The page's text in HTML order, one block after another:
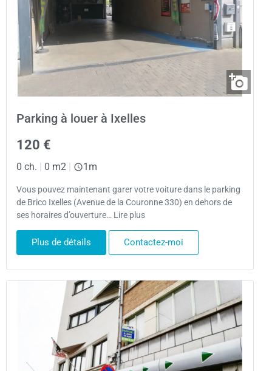
Parking à louer à Ixelles
120 €
0 ch. 0 m2 1m
Vous pouvez maintenant garer votre voiture dans le parking
de Brico Ixelles (Avenue de la Couronne 330) en dehors de
ses horaires d’ouverture… Lire plus
Plus de détails Contactez-moi